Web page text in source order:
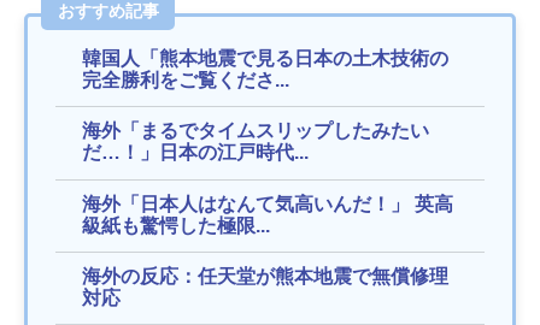
おすすめ記事
韓国人「熊本地震で見る日本の土木技術の
完全勝利をご覧くださ...
海外「まるでタイムスリップしたみたい
だ…！」日本の江戸時代...
海外「日本人はなんて気高いんだ！」 英高
級紙も驚愕した極限...
海外の反応：任天堂が熊本地震で無償修理
対応